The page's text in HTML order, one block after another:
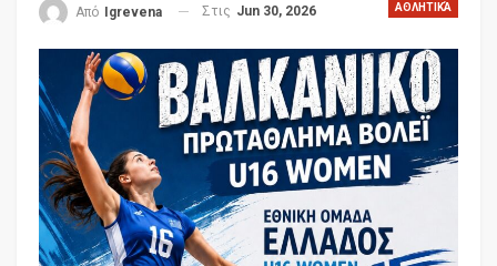
ΑΘΛΗΤΙΚΆ
Από Igrevena Στις Jun 30, 2026